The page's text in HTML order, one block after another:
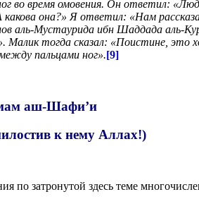
во время омовения. Он ответил:
она?» Я ответил: «Нам
аль-Мустаурида ибн Шаддада аль-
тогда сказал: «Поистине, это
пальцами ног».[9]
аш-Шафи’и
к нему Аллах!)
по затронутой здесь теме